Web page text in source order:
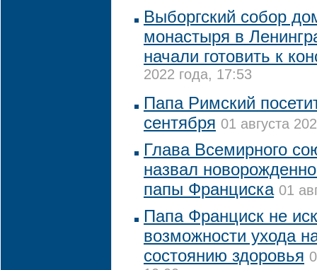
Выборгский собор
монастыря в
начали готовить к
2022 года, 17:53
Папа Римский
сентября 01 августа
Глава Всемирного
назвал
папы Франциска 01
Папа Франциск не
возможности ухода
состоянию здоровья